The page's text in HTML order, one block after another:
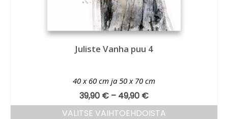
Juliste Vanha puu 4
40 x 60 cm ja 50 x 70 cm
39,90 € – 49,90 €
VALITSE VAIHTOEHDOISTA